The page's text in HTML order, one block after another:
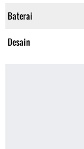
Baterai
Desain